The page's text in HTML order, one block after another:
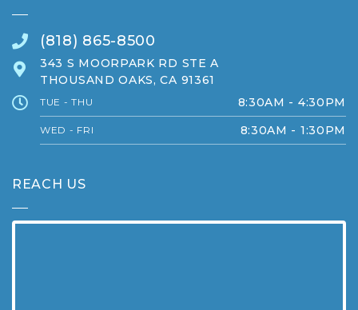
(818) 865-8500
343 S MOORPARK RD STE A
THOUSAND OAKS, CA 91361
TUE - THU 8:30AM - 4:30PM
WED - FRI 8:30AM - 1:30PM
REACH US